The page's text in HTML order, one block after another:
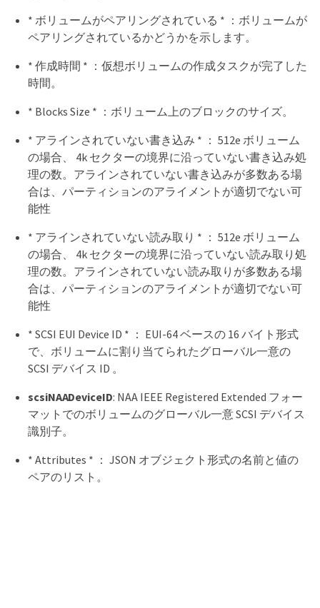
* ボリュームがペアリングされている * ：ボリュームが
ペアリングされているかどうかを示します。
* 作成時間 * ：仮想ボリュームの作成タスクが完了した
時間。
* Blocks Size * ：ボリューム上のブロックのサイズ。
* アラインされていない書き込み * ： 512e ボリューム
の場合、 4k セクターの境界に沿っていない書き込み処
理の数。アラインされていない書き込みが多数ある場
合は、パーティションのアライメントが適切でない可
能性
* アラインされていない読み取り * ： 512e ボリューム
の場合、 4k セクターの境界に沿っていない読み取り処
理の数。アラインされていない読み取りが多数ある場
合は、パーティションのアライメントが適切でない可
能性
* SCSI EUI Device ID * ： EUI-64 ベースの 16 バイト形式
で、ボリュームに割り当てられたグローバル一意の
SCSI デバイス ID 。
scsiNAADeviceID: NAA IEEE Registered Extended フォー
マットでのボリュームのグローバル一意 SCSI デバイス
識別子。
* Attributes * ： JSON オブジェクト形式の名前と値の
ペアのリスト。